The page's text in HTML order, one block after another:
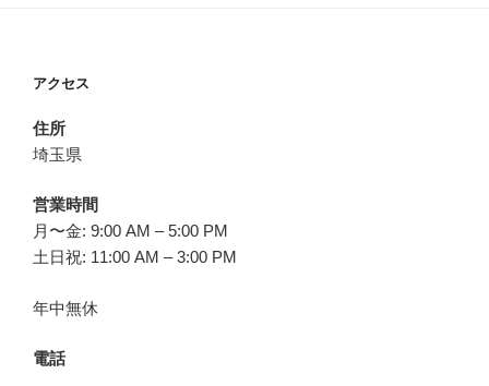
アクセス
住所
埼玉県
営業時間
月〜金: 9:00 AM – 5:00 PM
土日祝: 11:00 AM – 3:00 PM
年中無休
電話